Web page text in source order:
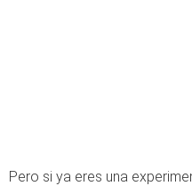
Pero si ya eres una